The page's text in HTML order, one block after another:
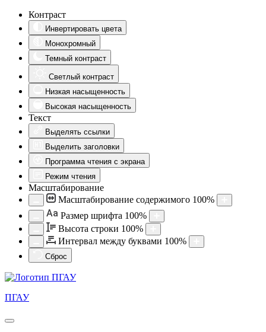
Контраст
Инвертировать цвета
Монохромный
Темный контраст
Светлый контраст
Низкая насыщенность
Высокая насыщенность
Текст
Выделять ссылки
Выделить заголовки
Программа чтения с экрана
Режим чтения
Масштабирование
Масштабирование содержимого 100%
Aa Размер шрифта 100%
Высота строки 100%
Интервал между буквами 100%
Сброс
ПГАУ